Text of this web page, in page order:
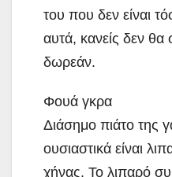
του που δεν είναι
αυτά, κανείς δεν θα
δωρεάν.
Φουά γκρα
Διάσημο πιάτο της
ουσιαστικά είναι
χήνας. Το λιπαρό